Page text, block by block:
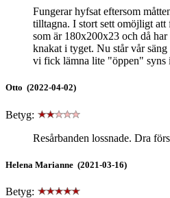
Fungerar hyfsat eftersom
tilltagna. I stort sett omöjligt att
som är 180x200x23 och då
knakat i tyget. Nu står vår säng
vi fick lämna lite "öppen" syns
Otto (2022-04-02)
Betyg:
Resårbanden lossnade. Dra
Helena Marianne (2021-03-16)
Betyg: